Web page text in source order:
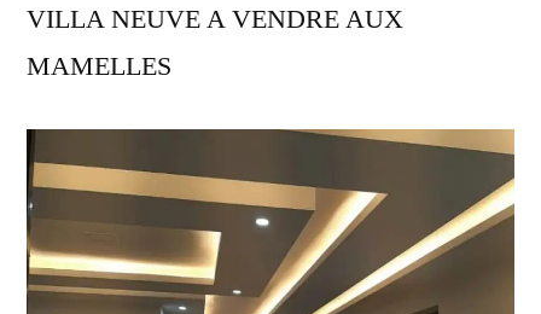
VILLA NEUVE A VENDRE AUX
MAMELLES